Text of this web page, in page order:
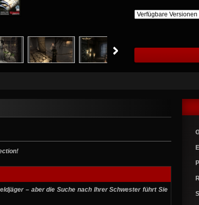
– aber die Suche nach Ihrer Schwester führt Sie